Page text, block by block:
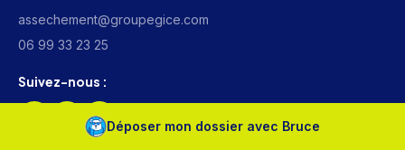
Déposer mon dossier avec Bruce
assechement@groupegice.com
06 99 33 23 25
Suivez-nous :